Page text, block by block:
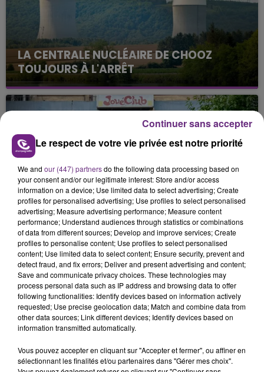
LA CENTRALE NUCLÉAIRE DE CHOOZ
TOUJOURS À L'ARRÊT
Cela fait déjà une semaine que la centrale
nucléaire ardennaise est à l'arrêt. Une situation
justifiée par la sécheresse intense qui est toujours
LE MAGASIN JOUÉCLUB DE REIMS FERME
SES PORTES
C'était l'une des institutions du centre-ville
rémois. Le magasin JouéClub est contraint de
fermer ses portes.
TITRES DIFFUSÉS
12h09
12h09 12h06
12h06
Le respect de votre vie privée est notre priorité
We and our (447) partnersdo the following data processing based on
your consent and/or our legitimate interest: Store and/or access
information on a device; Use limited data to select advertising; Create
profiles for personalised advertising; Use profiles to select personalised
advertising; Measure advertising performance; Measure content
performance; Understand audiences through statistics or combinations
of data from different sources; Develop and improve services; Create
profiles to personalise content; Use profiles to select personalised
content; Use limited data to select content; Ensure security, prevent and
detect fraud, and fix errors; Deliver and present advertising and content;
Save and communicate privacy choices. These technologies may
process personal data such as IP address and browsing data to offer
following functionalities: Identify devices based on information actively
requested; Use precise geolocation data; Match and combine data from
other data sources; Link different devices; Identify devices based on
information transmitted automatically.
Vous pouvez accepter en cliquant sur "Accepter et fermer", ou affiner en
sélectionnant les finalités et/ou partenaires dans "Gérer mes choix".
Continuer sans accepter